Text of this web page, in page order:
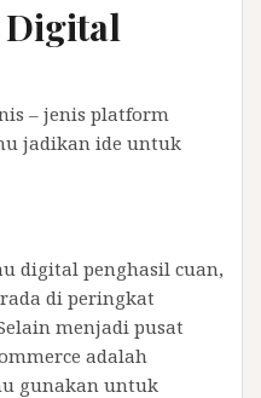
Digital
– jenis platform
jadikan ide untuk
digital penghasil cuan,
di peringkat
menjadi pusat
adalah
gunakan untuk